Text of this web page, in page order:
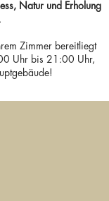
Natur und Erholung
Zimmer bereitliegt
Uhr bis 21:00 Uhr,